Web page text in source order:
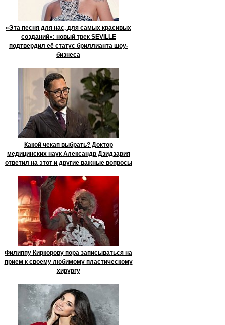
«Эта песня для нас, для самых красивых
созданий»: новый трек SEVILLE
подтвердил её статус бриллианта шоу-
бизнеса
Какой чекап выбрать? Доктор
медицинских наук Александр Дзидзария
ответил на этот и другие важные вопросы
Филиппу Киркорову пора записываться на
прием к своему любимому пластическому
хирургу